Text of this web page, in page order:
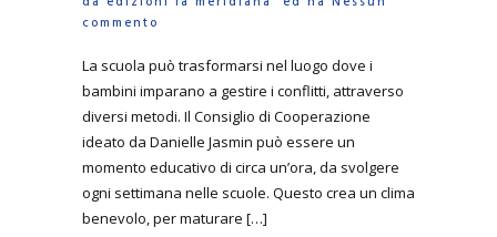
commento
La scuola può trasformarsi nel luogo dove i
bambini imparano a gestire i conflitti, attraverso
diversi metodi. Il Consiglio di Cooperazione
ideato da Danielle Jasmin può essere un
momento educativo di circa un’ora, da svolgere
ogni settimana nelle scuole. Questo crea un clima
benevolo, per maturare […]